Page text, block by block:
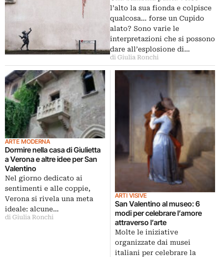
l’alto la sua fionda e colpisce
qualcosa… forse un Cupido
alato? Sono varie le
interpretazioni che si possono
dare all’esplosione di…
di Giulia Ronchi
ARTE MODERNA
Dormire nella casa di Giulietta
a Verona e altre idee per San
Valentino
Nel giorno dedicato ai
sentimenti e alle coppie,
Verona si rivela una meta
ideale: alcune…
di Giulia Ronchi
ARTI VISIVE
San Valentino al museo: 6
modi per celebrare l’amore
attraverso l’arte
Molte le iniziative
organizzate dai musei
italiani per celebrare la